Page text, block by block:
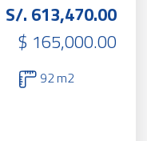
S/. 613,470.00
$ 165,000.00
92 m2